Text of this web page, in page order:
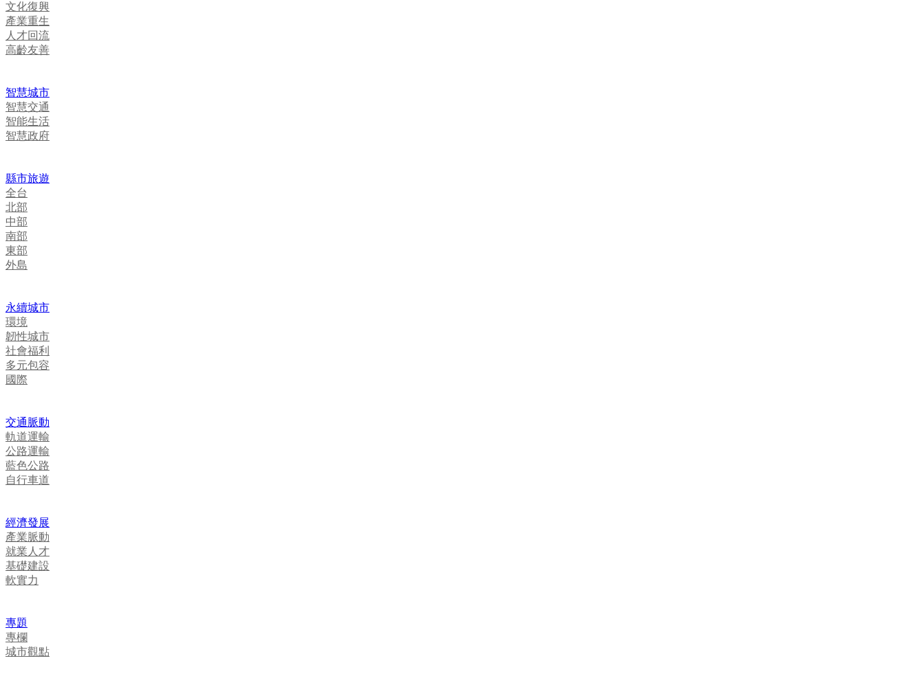
文化復興
產業重生
人才回流
高齡友善
智慧城市
智慧交通
智能生活
智慧政府
縣市旅遊
全台
北部
中部
南部
東部
外島
永續城市
環境
韌性城市
社會福利
多元包容
國際
交通脈動
軌道運輸
公路運輸
藍色公路
自行車道
經濟發展
產業脈動
就業人才
基礎建設
軟實力
專題
專欄
城市觀點